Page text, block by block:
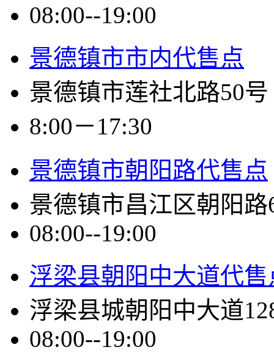
08:00--19:00
景德镇市市内代售点
景德镇市莲社北路50号
8:00－17:30
景德镇市朝阳路代售点
景德镇市昌江区朝阳
08:00--19:00
浮梁县朝阳中大道代售
浮梁县城朝阳中大道
08:00--19:00